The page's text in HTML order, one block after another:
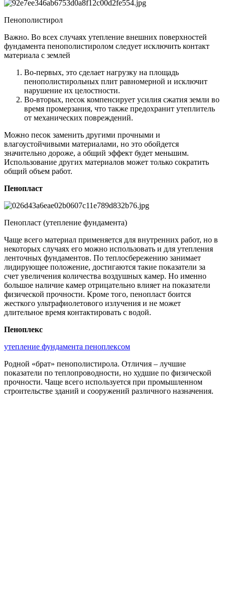
Пенополистирол
Важно. Во всех случаях утепление внешних поверхностей
фундамента пенополистиролом следует исключить контакт
материала с землей
Во-первых, это сделает нагрузку на площадь
пенополистирольных плит равномерной и исключит
нарушение их целостности.
Во-вторых, песок компенсирует усилия сжатия земли во
время промерзания, что также предохранит утеплитель
от механических повреждений.
Можно песок заменить другими прочными и
влагоустойчивыми материалами, но это обойдется
значительно дороже, а общий эффект будет меньшим.
Использование других материалов может только сократить
общий объем работ.
Пенопласт
Пенопласт (утепление фундамента)
Чаще всего материал применяется для внутренних работ, но в
некоторых случаях его можно использовать и для утепления
ленточных фундаментов. По теплосбережению занимает
лидирующее положение, достигаются такие показатели за
счет увеличения количества воздушных камер. Но именно
большое наличие камер отрицательно влияет на показатели
физической прочности. Кроме того, пенопласт боится
жесткого ультрафиолетового излучения и не может
длительное время контактировать с водой.
Пеноплекс
утепление фундамента пеноплексом
Родной «брат» пенополистирола. Отличия – лучшие
показатели по теплопроводности, но худшие по физической
прочности. Чаще всего используется при промышленном
строительстве зданий и сооружений различного назначения.